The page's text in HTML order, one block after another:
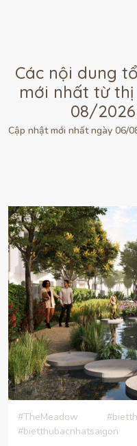
Các nội dung
mới nhất từ
08/
Cập nhật mới nhất ngày 06/
#TheMeadow
#bietthubacnhatsaigon